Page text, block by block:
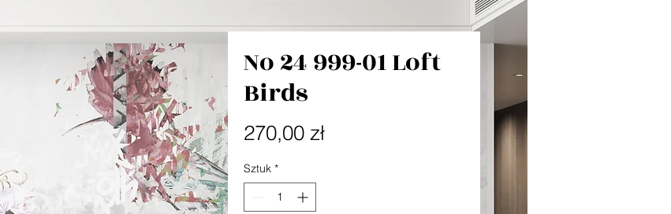
No 24 999-01 Loft
Birds
270,00 złCena
Sztuk *